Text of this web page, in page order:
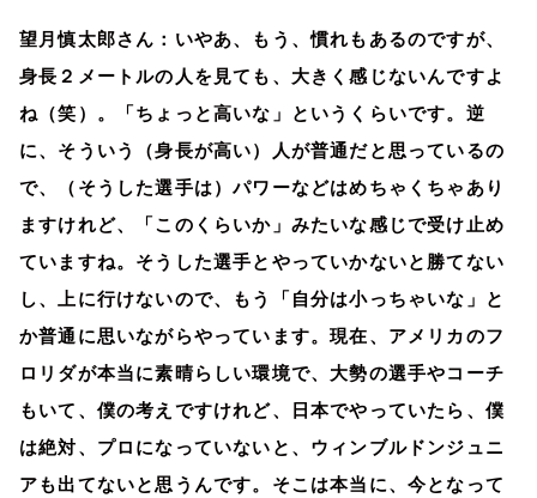
望月慎太郎さん：いやあ、もう、慣れもあるのですが、
身長２メートルの人を見ても、大きく感じないんですよ
ね（笑）。「ちょっと高いな」というくらいです。逆
に、そういう（身長が高い）人が普通だと思っているの
で、（そうした選手は）パワーなどはめちゃくちゃあり
ますけれど、「このくらいか」みたいな感じで受け止め
ていますね。そうした選手とやっていかないと勝てない
し、上に行けないので、もう「自分は小っちゃいな」と
か普通に思いながらやっています。現在、アメリカのフ
ロリダが本当に素晴らしい環境で、大勢の選手やコーチ
もいて、僕の考えですけれど、日本でやっていたら、僕
は絶対、プロになっていないと、ウィンブルドンジュニ
アも出てないと思うんです。そこは本当に、今となって